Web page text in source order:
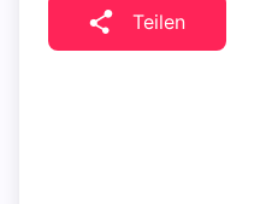
Teilen